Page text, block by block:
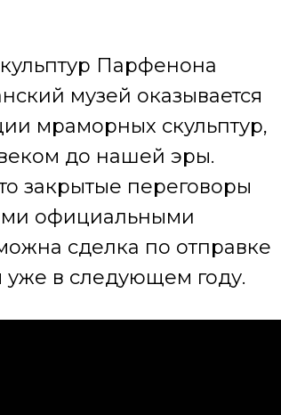
Парфенона
музей оказывается
мраморных скульптур,
до нашей эры.
закрытые переговоры
официальными
сделка по отправке
уже в следующем году.